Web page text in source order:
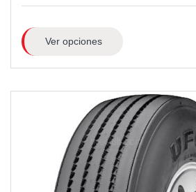
Ver opciones